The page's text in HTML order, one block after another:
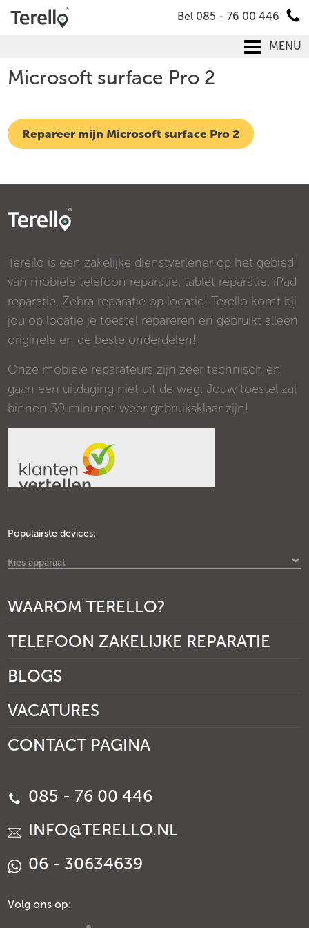
Bel 085 - 76 00 446
MENU
Microsoft surface Pro 2
Repareer mijn Microsoft surface Pro 2
Terello is een zakelijke dienstverlener op het gebied
van mobiele telefoon reparatie, tablet reparatie, iPad
reparatie, Zebra reparatie op locatie! Terello komt bij
jou op locatie je toestel repareren en gebruikt alleen
originele en de beste onderdelen!
Onze mobiele reparateurs zijn zeer technisch en
gaan een uitdaging niet uit de weg. Jouw toestel zal
binnen 30 minuten weer gebruiksklaar zijn!
Populairste devices:
Kies apparaat
WAAROM TERELLO?
TELEFOON ZAKELIJKE REPARATIE
BLOGS
VACATURES
CONTACT PAGINA
085 - 76 00 446
INFO@TERELLO.NL
06 - 30634639
Volg ons op: